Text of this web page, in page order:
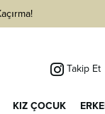
Takip Et
KIZ ÇOCUK